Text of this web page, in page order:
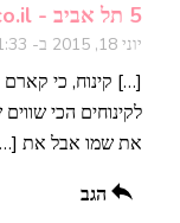
5 תל אביב - havita.co.il
יוני 18, 2015 ב- 11:33 am
[…] קינוח, כי קארם
לקינוחים הכי
את שמו אבל את
הגב